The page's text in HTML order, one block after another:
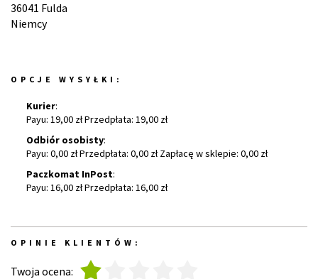
36041 Fulda
Niemcy
OPCJE WYSYŁKI:
Kurier:
Payu: 19,00 zł Przedpłata: 19,00 zł
Odbiór osobisty:
Payu: 0,00 zł Przedpłata: 0,00 zł Zapłacę w sklepie: 0,00 zł
Paczkomat InPost:
Payu: 16,00 zł Przedpłata: 16,00 zł
OPINIE KLIENTÓW:
Twoja ocena: